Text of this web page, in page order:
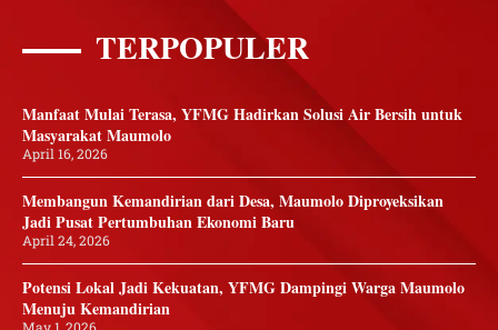
TERPOPULER
Manfaat Mulai Terasa, YFMG Hadirkan Solusi Air Bersih untuk
Masyarakat Maumolo
April 16, 2026
Membangun Kemandirian dari Desa, Maumolo Diproyeksikan
Jadi Pusat Pertumbuhan Ekonomi Baru
April 24, 2026
Potensi Lokal Jadi Kekuatan, YFMG Dampingi Warga Maumolo
Menuju Kemandirian